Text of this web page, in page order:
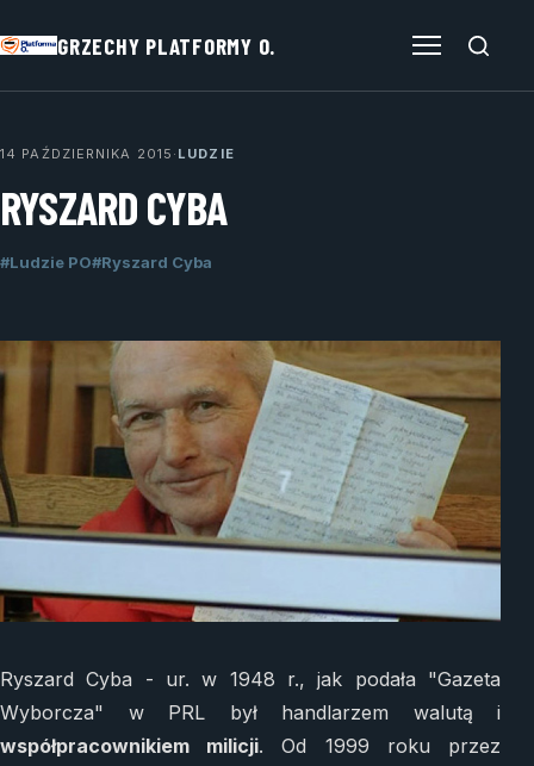
GRZECHY PLATFORMY O.
14 PAŹDZIERNIKA 2015 · LUDZIE
RYSZARD CYBA
#Ludzie PO#Ryszard Cyba
Ryszard Cyba - ur. w 1948 r., jak podała "Gazeta
Wyborcza" w PRL był handlarzem walutą i
współpracownikiem milicji. Od 1999 roku przez